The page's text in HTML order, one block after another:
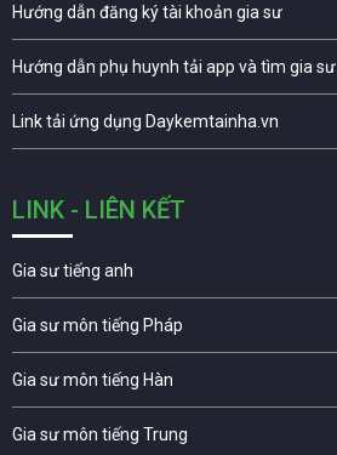
Hướng dẫn đăng ký tài khoản gia sư
Hướng dẫn phụ huynh tải app và tìm gia sư
Link tải ứng dụng Daykemtainha.vn
LINK - LIÊN KẾT
Gia sư tiếng anh
Gia sư môn tiếng Pháp
Gia sư môn tiếng Hàn
Gia sư môn tiếng Trung